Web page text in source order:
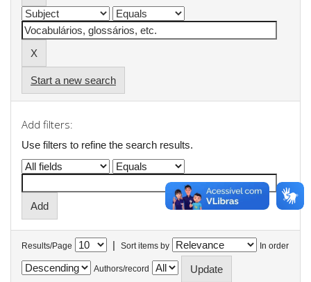
Start a new search
Add filters:
Use filters to refine the search results.
Results/Page | Sort items by In order
Authors/record